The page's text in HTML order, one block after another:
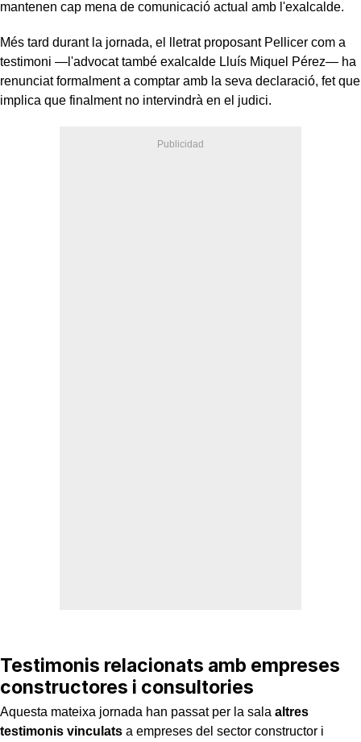
mantenen cap mena de comunicació actual amb l'exalcalde.
Més tard durant la jornada, el lletrat proposant Pellicer com a
testimoni —l'advocat també exalcalde Lluís Miquel Pérez— ha
renunciat formalment a comptar amb la seva declaració, fet que
implica que finalment no intervindrà en el judici.
Testimonis relacionats amb empreses
constructores i consultories
Aquesta mateixa jornada han passat per la sala altres
testimonis vinculats a empreses del sector constructor i